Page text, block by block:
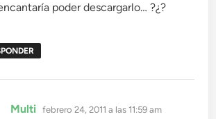
poder descargarlo… ?¿?
Multi dice:
febrero 24, 2011 a las 11:59 am